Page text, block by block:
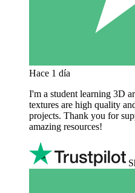
Hace 1 día
I'm a student learning 3D
textures are high quality
projects. Thank you for
amazing resources!